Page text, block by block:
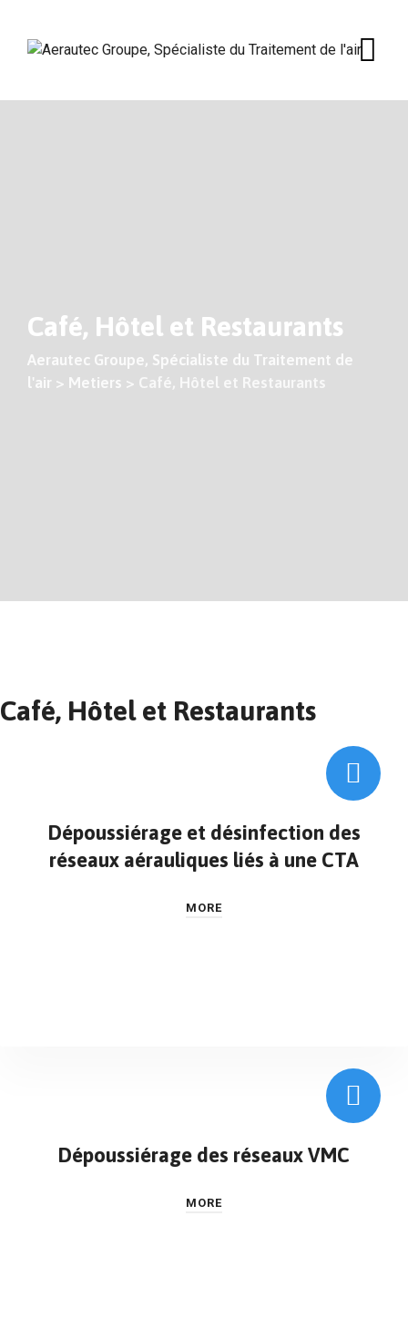
content
Café, Hôtel et Restaurants
Aerautec Groupe, Spécialiste du Traitement de
l'air > Metiers > Café, Hôtel et Restaurants
Café, Hôtel et Restaurants
Dépoussiérage et désinfection des
réseaux aérauliques liés à une CTA
MORE
Dépoussiérage des réseaux VMC
MORE